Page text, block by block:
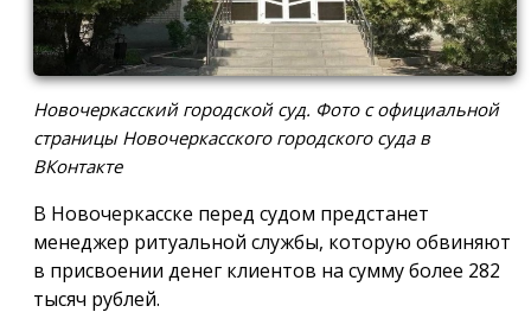
Новочеркасский городской суд. Фото с официальной
страницы Новочеркасского городского суда в
ВКонтакте
В Новочеркасске перед судом предстанет
менеджер ритуальной службы, которую обвиняют
в присвоении денег клиентов на сумму более 282
тысяч рублей.